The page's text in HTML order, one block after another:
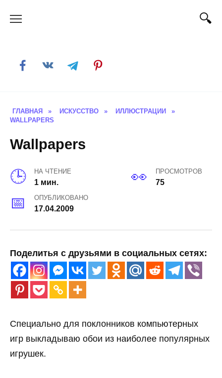
ГЛАВНАЯ » ИСКУССТВО » ИЛЛЮСТРАЦИИ
»
WALLPAPERS
Wallpapers
НА ЧТЕНИЕ
1 мин.
ПРОСМОТРОВ
75
ОПУБЛИКОВАНО
17.04.2009
Поделитья с друзьями в социальных сетях:
Cпециально для поклонников компьютерных
игр выкладываю обои из наиболее популярных
игрушек.